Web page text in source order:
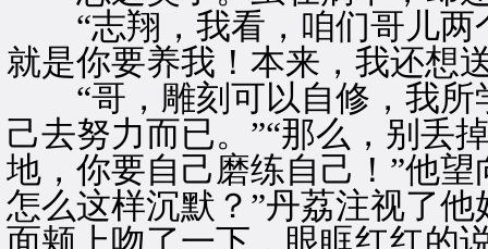
“志翔，我看，咱们哥儿两
就是你要养我！本来，我还想
“哥，雕刻可以自修，我所
己去努力而已。”“那么，别丢
地，你要自己磨练自己！”他
怎么这样沉默？”丹荔注视了